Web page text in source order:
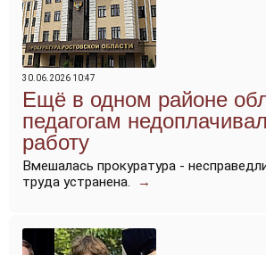
30.06.2026 10:47
Ещё в одном районе
педагогам
работу
Вмешалась прокуратура -
труда устранена.
→